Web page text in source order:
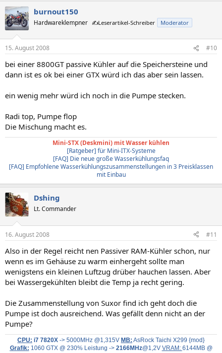
burnout150
Hardwareklempner ✍️Leserartikel-Schreiber Moderator
15. August 2008 #10
bei einer 8800GT passive Kühler auf die Speichersteine und
dann ist es ok bei einer GTX würd ich das aber sein lassen.
ein wenig mehr würd ich noch in die Pumpe stecken.
Radi top, Pumpe flop
Die Mischung macht es.
Mini-STX (Deskmini) mit Wasser kühlen
[Ratgeber] für Mini-ITX-Systeme
[FAQ] Die neue große Wasserkühlungsfaq
[FAQ] Empfohlene Wasserkühlungszusammenstellungen in 3 Preisklassen
mit Einbau
Dshing
Lt. Commander
16. August 2008 #11
Also in der Regel reicht nen Passiver RAM-Kühler schon, nur
wenn es im Gehäuse zu warm einhergeht sollte man
wenigstens ein kleinen Luftzug drüber hauchen lassen. Aber
bei Wassergekühlten bleibt die Temp ja recht gering.
Die Zusammenstellung von Suxor find ich geht doch die
Pumpe ist doch ausreichend. Was gefällt denn nicht an der
Pumpe?
CPU: i7 7820X -> 5000MHz @1,315V MB: AsRock Taichi X299 {mod}
Grafik: 1060 GTX @ 230% Leistung -> 2166MHz@1,2V VRAM: 6144MB @